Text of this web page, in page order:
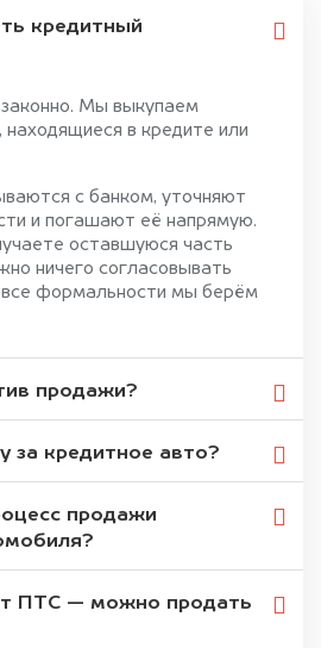
кредитный
Мы выкупаем
в кредите или
с банком, уточняют
и погашают её напрямую.
оставшуюся часть
ничего согласовывать
формальности мы берём
продажи?
за кредитное авто?
продажи
ПТС — можно продать